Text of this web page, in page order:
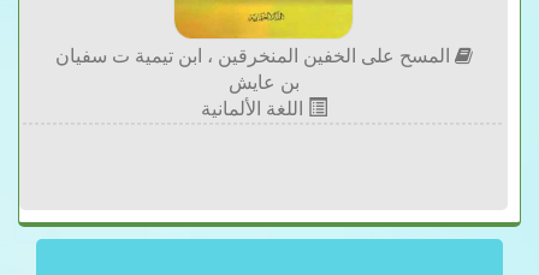
المسح على الخفين المنخرقين ، ابن تيمية ت سفيان
بن عايش
اللغة الألمانية